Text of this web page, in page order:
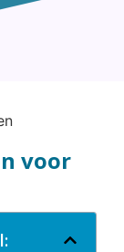
4 bedrijven die
voor